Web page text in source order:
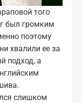
того
был громким
поэтому
хвалили ее за
подход, а
слишком